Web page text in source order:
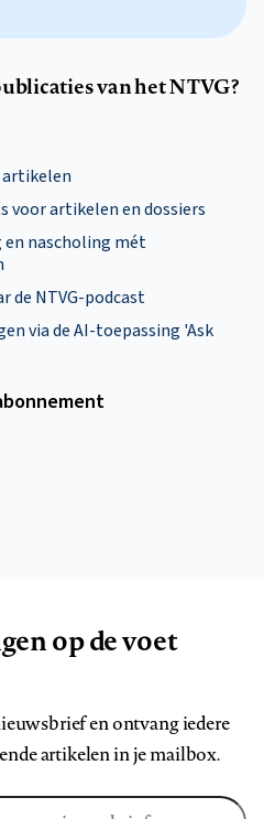
van het NTVG?
voor artikelen en dossiers
nascholing mét
de NTVG-podcast
via de AI-toepassing 'Ask
op de voet
en ontvang iedere
artikelen in je mailbox.